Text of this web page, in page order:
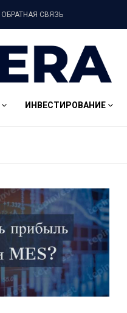
ОБРАТНАЯ СВЯЗЬ
ИНВЕСТИРОВАНИЕ